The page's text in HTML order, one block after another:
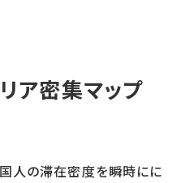
ア密集マップ
人の滞在密度を瞬時にに